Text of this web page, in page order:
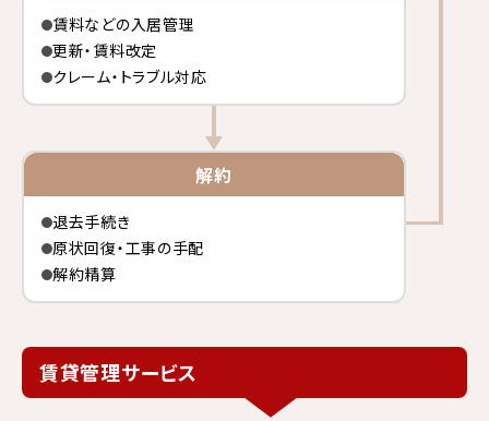
賃料などの入居管理
更新・賃料改定
クレーム・トラブル対応
解約
退去手続き
原状回復・工事の手配
解約精算
賃貸管理サービス